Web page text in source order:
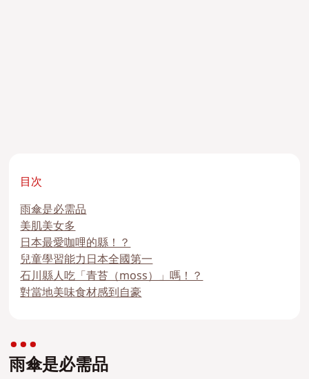
目次
雨傘是必需品
美肌美女多
日本最愛咖哩的縣！？
兒童學習能力日本全國第一
石川縣人吃「青苔（moss）」嗎！？
對當地美味食材感到自豪
雨傘是必需品